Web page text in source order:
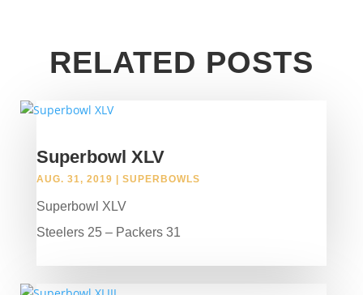
RELATED POSTS
Superbowl XLV
AUG. 31, 2019 | SUPERBOWLS
Superbowl XLV
Steelers 25 – Packers 31